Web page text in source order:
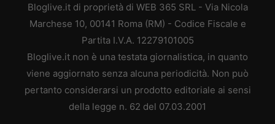
Bloglive.it di proprietà di WEB 365 SRL - Via Nicola
Marchese 10, 00141 Roma (RM) - Codice Fiscale e
Partita I.V.A. 12279101005
Bloglive.it non è una testata giornalistica, in quanto
viene aggiornato senza alcuna periodicità. Non può
pertanto considerarsi un prodotto editoriale ai sensi
della legge n. 62 del 07.03.2001